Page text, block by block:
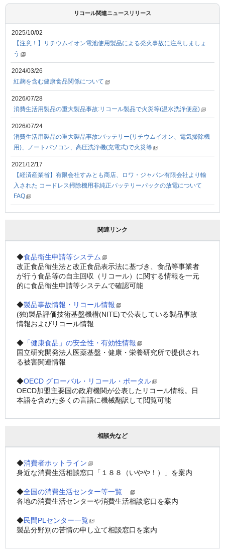
リコール関連ニュースリリース
2025/10/02
【注意！】リチウムイオン電池使用製品による発火事故に注意しましょ
う
2024/03/26
紅麹を含む健康食品関係について
2026/07/28
消費生活用製品の重大製品事故:リコール製品で火災等(温水洗浄便座)
2026/07/24
消費生活用製品の重大製品事故:バッテリー(リチウムイオン、電気掃除機
用)、ノートパソコン、高圧洗浄機(充電式)で火災等
2021/12/17
【経済産業省】有限会社すみとも商店、ロワ・ジャパン有限会社より輸
⼊された コードレス掃除機⽤⾮純正バッテリーパックの放電について
FAQ
関連リンク
◆食品衛生申請等システム
改正食品衛生法と改正食品表示法に基づき、食品等事業者
が行う食品等の自主回収（リコール）に関する情報を一元
的に食品衛生申請等システムで確認可能
◆製品事故情報・リコール情報
(独)製品評価技術基盤機構(NITE)で公表している製品事故
情報およびリコール情報
◆ 「健康食品」の安全性・有効性情報
国立研究開発法人医薬基盤・健康・栄養研究所で提供され
る被害関連情報
◆OECD グローバル・リコール・ポータル
OECD加盟主要国の政府機関が公表したリコール情報。日
本語を含めた多くの言語に機械翻訳して閲覧可能
相談先など
◆消費者ホットライン
身近な消費生活相談窓口「１８８（いやや！）」を案内
◆全国の消費生活センター等一覧
各地の消費生活センターや消費生活相談窓口を案内
◆民間PLセンター一覧
製品分野別の苦情の申し立て相談窓口を案内